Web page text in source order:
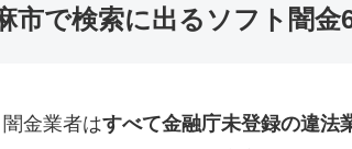
市で検索に出るソフト闇
金業者はすべて金融庁未登録の違法